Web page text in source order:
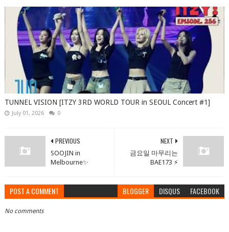
TUNNEL VISION [ITZY 3RD WORLD TOUR in SEOUL Concert #1]
July 01, 2026 0
NEXT
금요일 마무리는
BAE173 ⚡
PREVIOUS
SOOJIN in
Melbourne✨
POST A COMMENT BLOGGER DISQUS FACEBOOK
No comments